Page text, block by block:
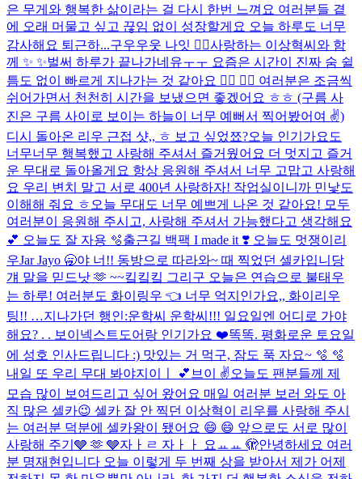
은 무게와 행복한 삶이라는 걸 다시 한번 느껴요 여러분들 곁
에 오래 머물고 싶고 끊임 없이 성장할게요 오늘 하루도 너무
감사해요 퇴근하...구우우웃 나잇 😵‍💫사랑하는 이상혁씨와 함
께 ✨ ✨벌써 하루가 끝나가네유ㅜㅜ 요즘은 시간이 진짜 숨 쉴
틈도 없이 빠르게 지나가는 것 같아요 😶‍🌫️ 😶‍🌫️ 여러분은 조금씩
쉬어가면서 천천히 시간을 보냈으면 좋겠어요 ㅎㅎ (구름 사
진은 구름 사이로 보이는 하늘이 너무 예뻐서 찍어봤어여 ✌️)
디시 돌아온 리우 근접 샷,, ㅎ 보고 싶었쬬?오늘 인기가요도
너무너무 행복했고 사랑해 주셔서 즐거웠어요 더 멋지고 즐거
운 무대로 돌아올게요 항상 응원해 주셔서 너무 고맙고 사랑해
요 우리 변치 말고 서로 400년 사랑하자! 작업실이니까 민낯도
이해해 줘요 ㅎ 오늘 무대도 너무 예쁘게 나온 것 같아요! 모두
여러분이 응원해 주시고, 사랑해 주셔서 가능했다고 생각해요
💕​ 오늘도 잘 자용 🫧​출근길 백팩 I made it ❣️ 오늘도 멋쟁이리
우Jar Jayo 🥱야 너!! 동방으로 따라와~ 때 찍었던 셀카입니당
걔 말을 믿드낫 🫶 ~~킼킼킼 그리구 오늘은 연습으로 불태우
는 하루! 여러분도 화이링우 👈 너무 억지인가요,, 화이리우
팅!! …지나가던 행인:운학씨 운학씨!!! 일요일엔 어디로 가야
해요? . . 보이넥스트도어랑 인기가요 ❤️똑똑. 평화로운 토요일
에 성호 인사드립니다 :) 맛있는 거 먹구, 잠도 푹 자요~ 🫧 🫧
내일 또 우리 무대 봐야지이ㅣ 💕 브이 ✌️오늘도 팬분들께 제
모습 많이 보여드리고 싶어 왔어요 매일 여러분 보러 와도 아
직 많은 셀카😉 셀카 잘 안 찍던 이상혁이 리우를 사랑해 주시
는 여러분 덕분에 셀카왕이 됐어요 😄 😄 앞으로도 서로 많이
사랑해 주기🩶 🫶 🩶자ㅏㄹ 자ㅏㅏ 요ㅛㅛ 🫣안녕하세요 여러
분 명재현입니다 오늘 이렇게 두 번째 상을 받아서 제가 어제